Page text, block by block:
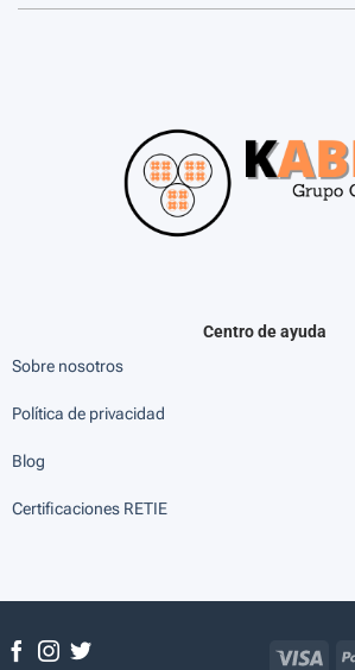
Centro de ayuda
Sobre nosotros
Política de privacidad
Blog
Certificaciones RETIE
Visa